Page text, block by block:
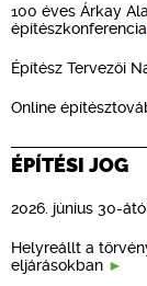
100 éves Árkay
építészkonferencia
Építész Tervezői
Online
ÉPÍTÉSI JOG
2026. június 30-
Helyreállt a
eljárásokban